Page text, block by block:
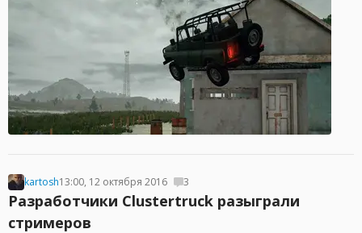
kartosh13:00, 12 октября 2016 3
Разработчики Clustertruck разыграли
стримеров